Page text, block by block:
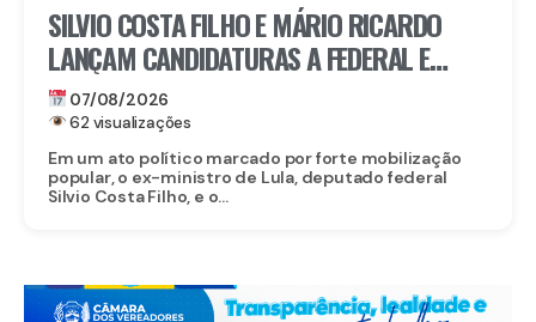
SILVIO COSTA FILHO E MÁRIO RICARDO
LANÇAM CANDIDATURAS A FEDERAL E
ESTADUAL EM IGARASSU COM APOIO DE
MIGUEL RICARDO
07/08/2026
62 visualizações
Em um ato político marcado por forte mobilização
popular, o ex-ministro de Lula, deputado federal
Silvio Costa Filho, e o...